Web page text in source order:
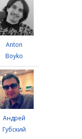
Anton
Boyko
Андрей
Губский